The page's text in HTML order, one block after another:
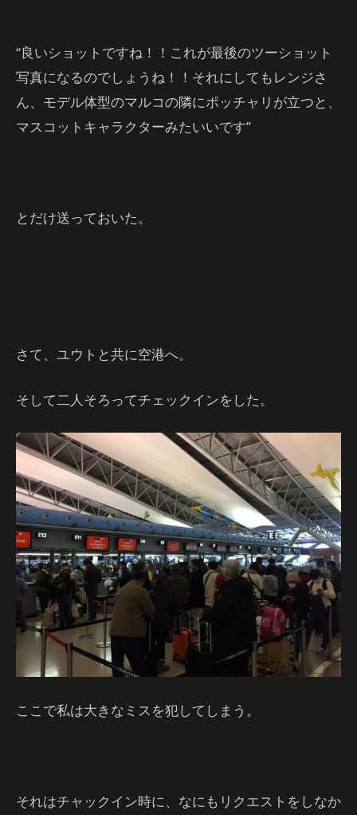
“良いショットですね！！これが最後のツーショット
写真になるのでしょうね！！それにしてもレンジさ
ん、モデル体型のマルコの隣にポッチャリが立つと、
マスコットキャラクターみたいいです”
とだけ送っておいた。
さて、ユウトと共に空港へ。
そして二人そろってチェックインをした。
ここで私は大きなミスを犯してしまう。
それはチャックイン時に、なにもリクエストをしなか